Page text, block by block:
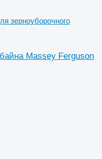
зерноуборочного
Massey Ferguson